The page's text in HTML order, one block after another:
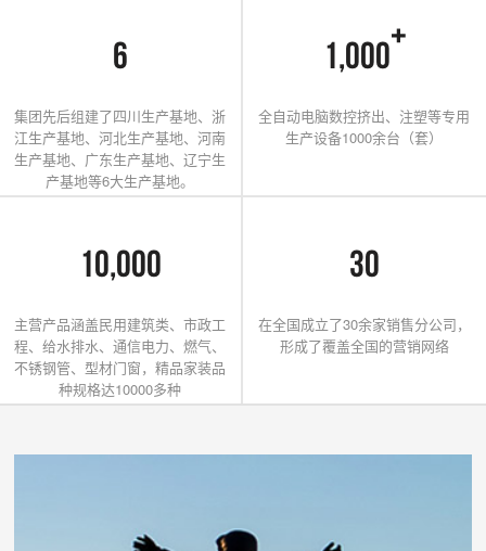
6
集团先后组建了四川生产基地、浙
江生产基地、河北生产基地、河南
生产基地、广东生产基地、辽宁生
产基地等6大生产基地。
1,000
全自动电脑数控挤出、注塑等专用
生产设备1000余台（套）
10,000
主营产品涵盖民用建筑类、市政工
程、给水排水、通信电力、燃气、
不锈钢管、型材门窗，精品家装品
种规格达10000多种
30
在全国成立了30余家销售分公司，
形成了覆盖全国的营销网络